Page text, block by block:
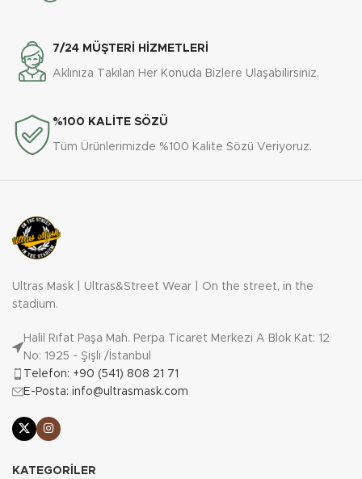
•Fermuarlı maske detayı:
yüzü kapatan eşsiz tasarım.
zaman yanınızda.
Sınırlı sayıda üretildi. Şimdi
7/24 MÜŞTERİ HİZMETLERİ
Aklınıza Takılan Her Konuda Bizlere Ulaşabilirsiniz.
%100 KALİTE SÖZÜ
Tüm Ürünlerimizde %100 Kalite Sözü Veriyoruz.
Ultras Mask | Ultras&Street Wear | On the street, in the
stadium.
Halil Rıfat Paşa Mah. Perpa Ticaret Merkezi A Blok Kat: 12
No: 1925 - Şişli /İstanbul
Telefon: +90 (541) 808 21 71
E-Posta: info@ultrasmask.com
KATEGORILER